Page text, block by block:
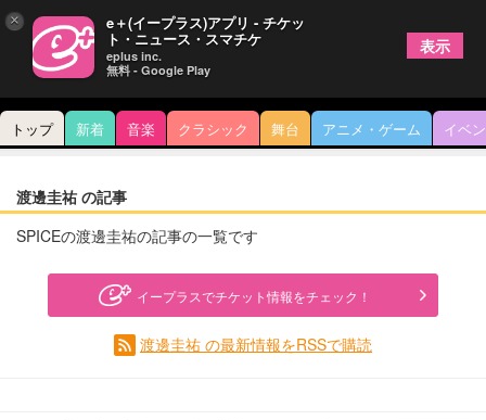
トップ 新着 音楽 クラシック 舞台 アニメ・ゲーム イベ
渡邊圭祐 の記事
SPICEの渡邊圭祐の記事の一覧です
イープラスでチケット情報をチェック！
渡邊圭祐 の最新情報をRSSで購読
× e＋(イープラス)アプリ - チケッ
ト・ニュース・スマチケ
eplus inc.
無料 - Google Play
表示